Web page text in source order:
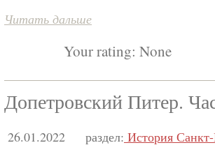
Читать дальше
Your rating: None
Допетровский Питер.
26.01.2022 раздел: История